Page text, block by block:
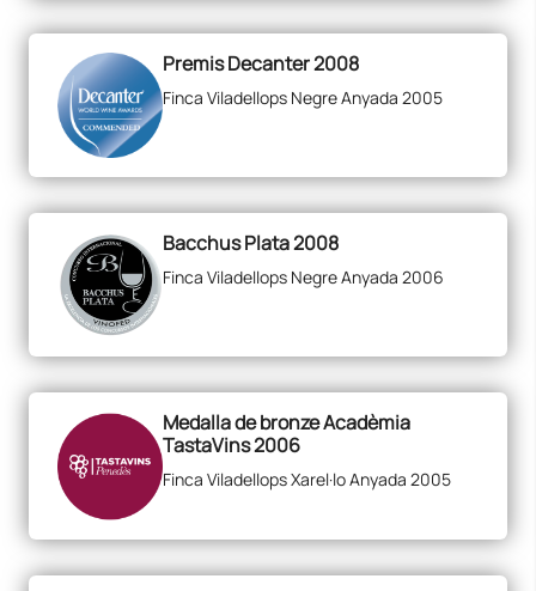
Premis Decanter 2008
Finca Viladellops Negre Anyada 2005
Bacchus Plata 2008
Finca Viladellops Negre Anyada 2006
Medalla de bronze Acadèmia
TastaVins 2006
Finca Viladellops Xarel·lo Anyada 2005